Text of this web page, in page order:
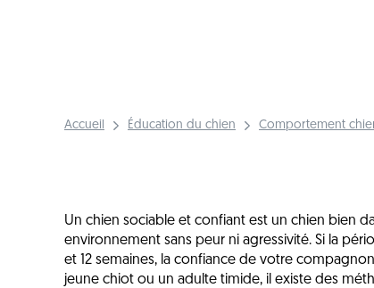
Accueil Éducation du chien Comportement
Un chien sociable et confiant est un chien bien
environnement sans peur ni agressivité. Si la
et 12 semaines, la confiance de votre
jeune chiot ou un adulte timide, il existe des